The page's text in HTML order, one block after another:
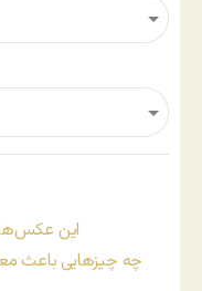
این
چه چیزهایی باعث